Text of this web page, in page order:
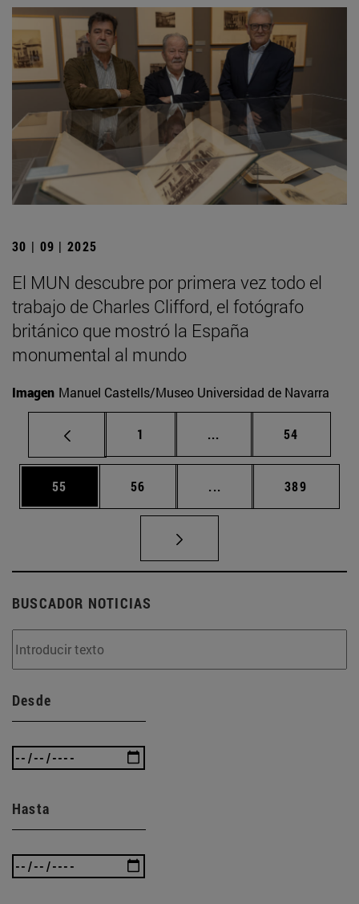
30 | 09 | 2025
El MUN descubre por primera vez todo el
trabajo de Charles Clifford, el fotógrafo
británico que mostró la España
monumental al mundo
Imagen Manuel Castells/Museo Universidad de Navarra
Página
1 ... Páginas intermedias
Página
54
Página
55 Página
56 ... Páginas intermedias
Página
389
BUSCADOR NOTICIAS
Desde
Hasta